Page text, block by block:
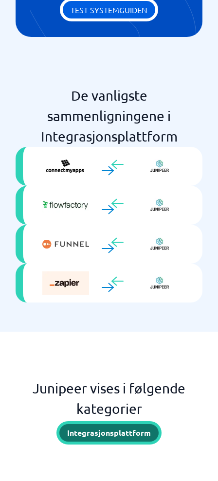
TEST SYSTEMGUIDEN
De vanligste
sammenligningene i
Integrasjonsplattform
Junipeer vises i følgende
kategorier
Integrasjonsplattform